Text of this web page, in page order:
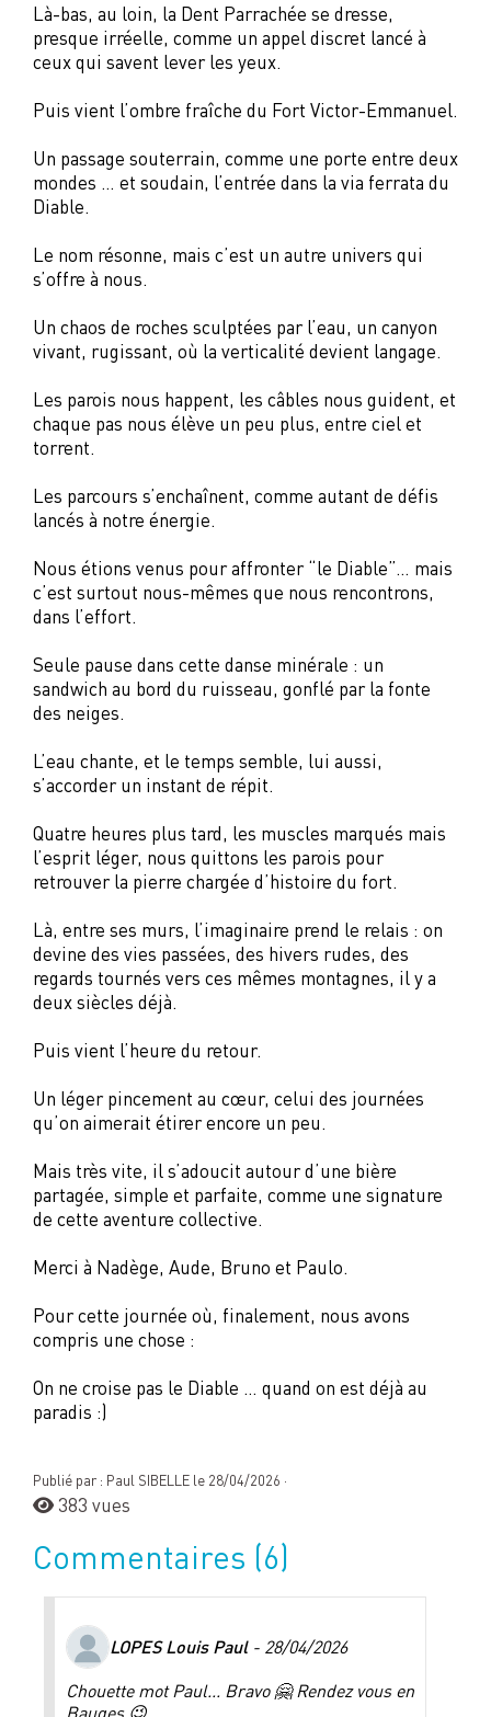
Là-bas, au loin, la Dent Parrachée se dresse,
presque irréelle, comme un appel discret lancé à
ceux qui savent lever les yeux.
Puis vient l’ombre fraîche du Fort Victor-Emmanuel.
Un passage souterrain, comme une porte entre deux
mondes … et soudain, l’entrée dans la via ferrata du
Diable.
Le nom résonne, mais c’est un autre univers qui
s’offre à nous.
Un chaos de roches sculptées par l’eau, un canyon
vivant, rugissant, où la verticalité devient langage.
Les parois nous happent, les câbles nous guident, et
chaque pas nous élève un peu plus, entre ciel et
torrent.
Les parcours s’enchaînent, comme autant de défis
lancés à notre énergie.
Nous étions venus pour affronter “le Diable”… mais
c’est surtout nous-mêmes que nous rencontrons,
dans l’effort.
Seule pause dans cette danse minérale : un
sandwich au bord du ruisseau, gonflé par la fonte
des neiges.
L’eau chante, et le temps semble, lui aussi,
s’accorder un instant de répit.
Quatre heures plus tard, les muscles marqués mais
l’esprit léger, nous quittons les parois pour
retrouver la pierre chargée d’histoire du fort.
Là, entre ses murs, l’imaginaire prend le relais : on
devine des vies passées, des hivers rudes, des
regards tournés vers ces mêmes montagnes, il y a
deux siècles déjà.
Puis vient l’heure du retour.
Un léger pincement au cœur, celui des journées
qu’on aimerait étirer encore un peu.
Mais très vite, il s’adoucit autour d’une bière
partagée, simple et parfaite, comme une signature
de cette aventure collective.
Merci à Nadège, Aude, Bruno et Paulo.
Pour cette journée où, finalement, nous avons
compris une chose :
On ne croise pas le Diable … quand on est déjà au
paradis :)
Publié par : Paul SIBELLE le 28/04/2026 ·
383 vues
Commentaires (6)
LOPES Louis Paul- 28/04/2026
Chouette mot Paul... Bravo 🤗 Rendez vous en
Bauges 😉